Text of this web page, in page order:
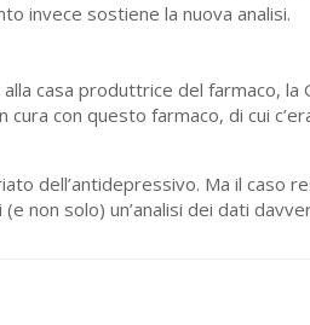
invece sostiene la nuova analisi.
casa produttrice del farmaco, la
con questo farmaco, di cui
dell’antidepressivo. Ma il caso
non solo) un’analisi dei dati